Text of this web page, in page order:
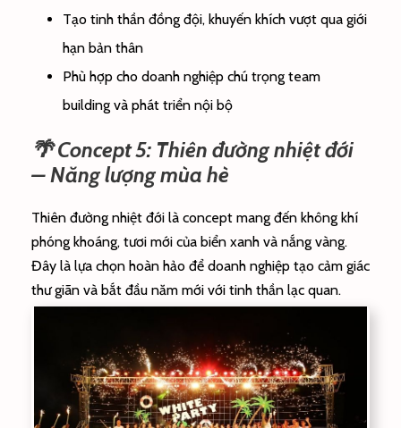
Tạo tinh thần đồng đội, khuyến khích vượt qua giới
hạn bản thân
Phù hợp cho doanh nghiệp chú trọng team
building và phát triển nội bộ
🌴 Concept 5: Thiên đường nhiệt đới
– Năng lượng mùa hè
Thiên đường nhiệt đới là concept mang đến không khí
phóng khoáng, tươi mới của biển xanh và nắng vàng.
Đây là lựa chọn hoàn hảo để doanh nghiệp tạo cảm giác
thư giãn và bắt đầu năm mới với tinh thần lạc quan.